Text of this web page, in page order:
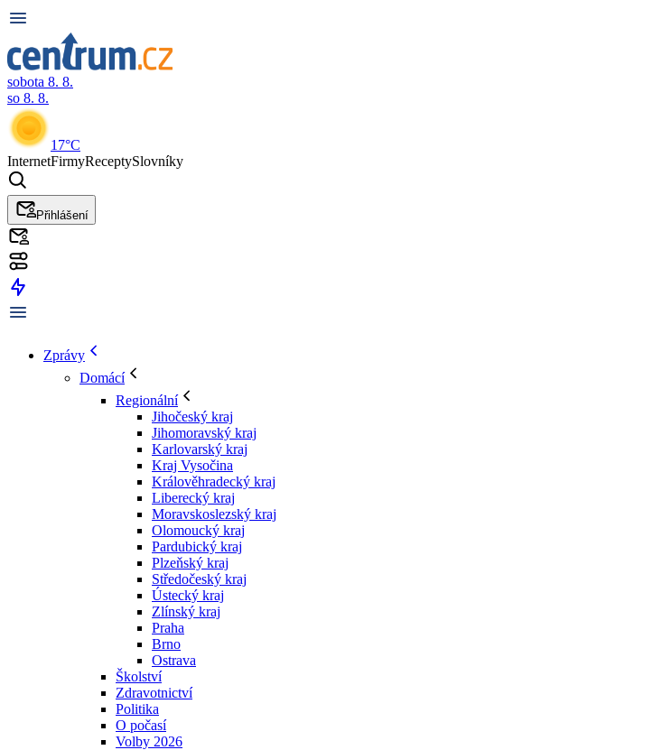
sobota 8. 8.
so 8. 8.
17°C
InternetFirmyReceptySlovníky
Přihlášení
Zprávy
Domácí
Regionální
Jihočeský kraj
Jihomoravský kraj
Karlovarský kraj
Kraj Vysočina
Králověhradecký kraj
Liberecký kraj
Moravskoslezský kraj
Olomoucký kraj
Pardubický kraj
Plzeňský kraj
Středočeský kraj
Ústecký kraj
Zlínský kraj
Praha
Brno
Ostrava
Školství
Zdravotnictví
Politika
O počasí
Volby 2026